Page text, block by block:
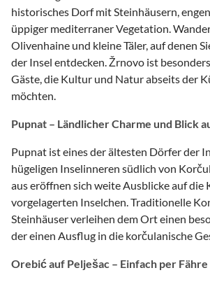
historisches Dorf mit Steinhäusern,
üppiger mediterraner Vegetation.
Olivenhaine und kleine Täler, auf denen
der Insel entdecken. Žrnovo ist
Gäste, die Kultur und Natur abseits der
möchten.
Pupnat – Ländlicher Charme und Blick
Pupnat ist eines der ältesten Dörfer der
hügeligen Inselinneren südlich von
aus eröffnen sich weite Ausblicke auf die
vorgelagerten Inselchen. Traditionelle
Steinhäuser verleihen dem Ort einen
der einen Ausflug in die korčulanische
Orebić auf Pelješac – Einfach per